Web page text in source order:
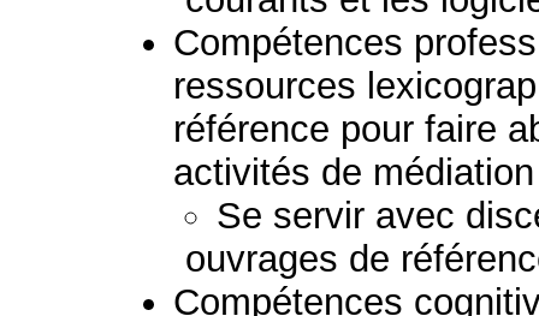
Compétences
ressources
référence pour faire
activités de
Se servir avec
ouvrages de
Compétences